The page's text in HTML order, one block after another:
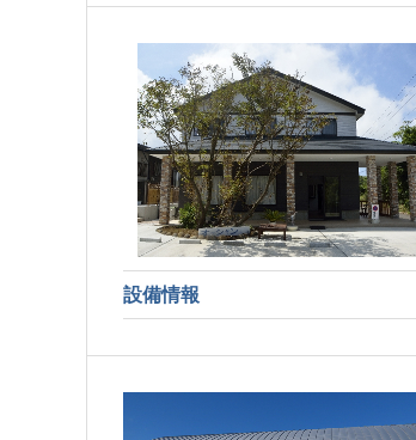
設備情報